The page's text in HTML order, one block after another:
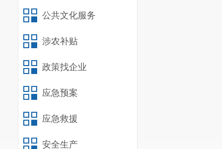
公共文化服务
涉农补贴
政策找企业
应急预案
应急救援
安全生产